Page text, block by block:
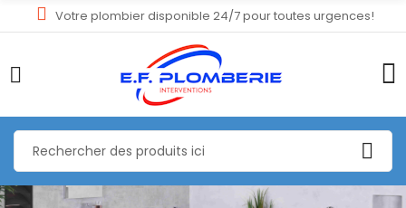
Votre plombier disponible 24/7 pour toutes urgences!